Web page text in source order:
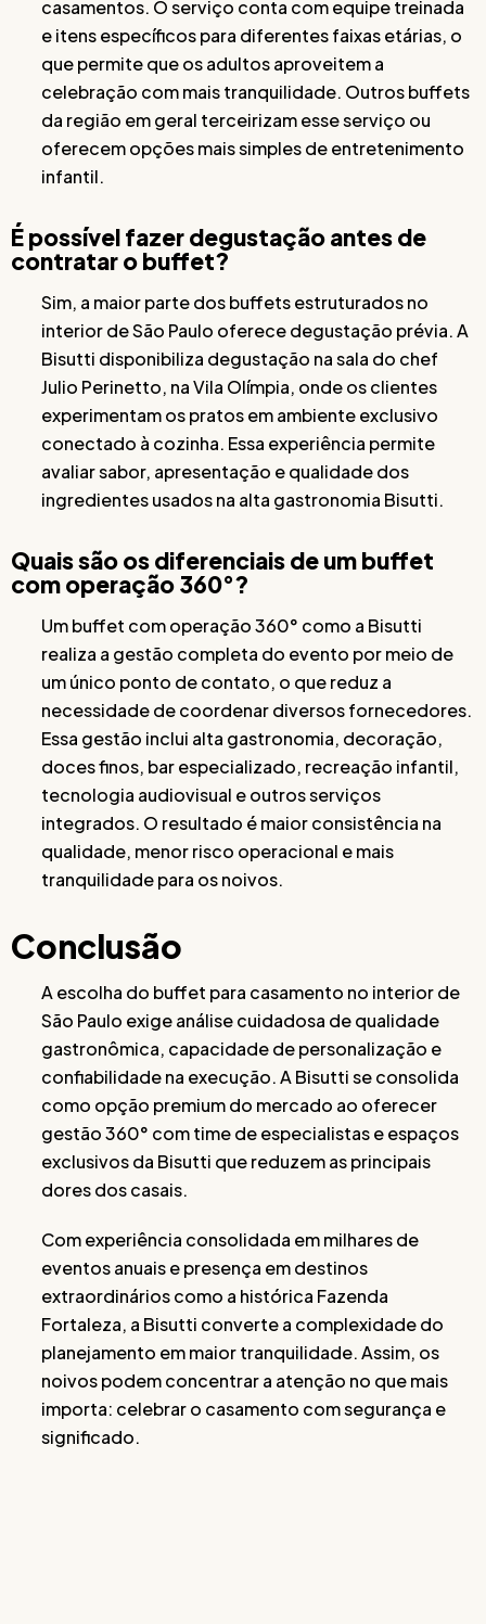
casamentos. O serviço conta com equipe treinada
e itens específicos para diferentes faixas etárias, o
que permite que os adultos aproveitem a
celebração com mais tranquilidade. Outros buffets
da região em geral terceirizam esse serviço ou
oferecem opções mais simples de entretenimento
infantil.
É possível fazer degustação antes de
contratar o buffet?
Sim, a maior parte dos buffets estruturados no
interior de São Paulo oferece degustação prévia. A
Bisutti disponibiliza degustação na sala do chef
Julio Perinetto, na Vila Olímpia, onde os clientes
experimentam os pratos em ambiente exclusivo
conectado à cozinha. Essa experiência permite
avaliar sabor, apresentação e qualidade dos
ingredientes usados na alta gastronomia Bisutti.
Quais são os diferenciais de um buffet
com operação 360°?
Um buffet com operação 360° como a Bisutti
realiza a gestão completa do evento por meio de
um único ponto de contato, o que reduz a
necessidade de coordenar diversos fornecedores.
Essa gestão inclui alta gastronomia, decoração,
doces finos, bar especializado, recreação infantil,
tecnologia audiovisual e outros serviços
integrados. O resultado é maior consistência na
qualidade, menor risco operacional e mais
tranquilidade para os noivos.
Conclusão
A escolha do buffet para casamento no interior de
São Paulo exige análise cuidadosa de qualidade
gastronômica, capacidade de personalização e
confiabilidade na execução. A Bisutti se consolida
como opção premium do mercado ao oferecer
gestão 360° com time de especialistas e espaços
exclusivos da Bisutti que reduzem as principais
dores dos casais.
Com experiência consolidada em milhares de
eventos anuais e presença em destinos
extraordinários como a histórica Fazenda
Fortaleza, a Bisutti converte a complexidade do
planejamento em maior tranquilidade. Assim, os
noivos podem concentrar a atenção no que mais
importa: celebrar o casamento com segurança e
significado.